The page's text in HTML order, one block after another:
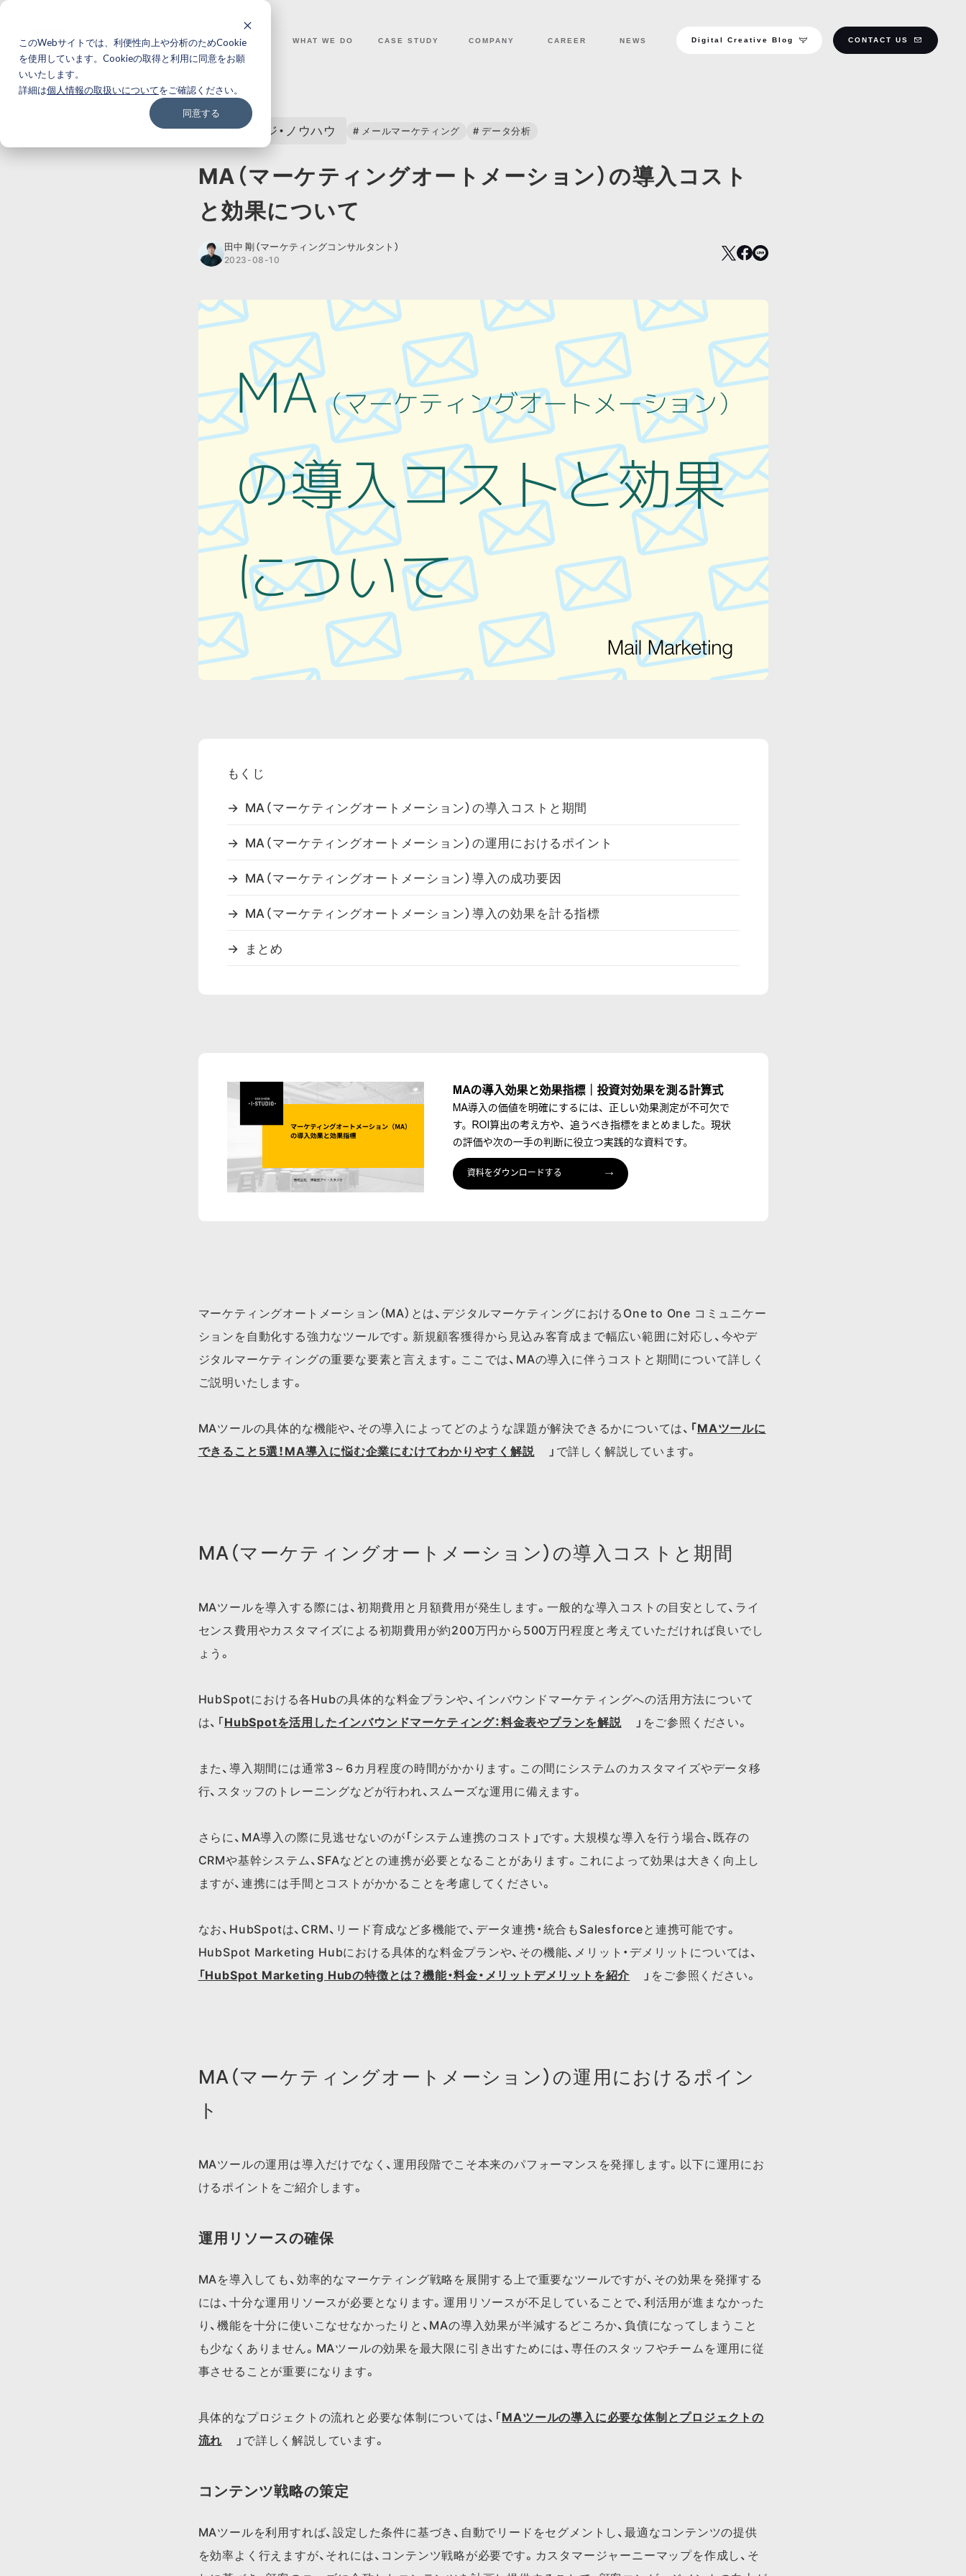
このWebサイトでは、利便性向上や分析のためCookie
を使用しています。Cookieの取得と利用に同意をお願
いいたします。
詳細は個人情報の取扱いについてをご確認ください。
同意する
WHY I-STUDIO WHAT WE DO CASE STUDY COMPANY CAREER NEWS Digital Creative Blog CONTACT US
BACK
ナレッジ・ノウハウ # メールマーケティング # データ分析
MA（マーケティングオートメーション）の導入コスト
と効果について
田中 剛（マーケティングコンサルタント）
2023-08-10
もくじ
MA（マーケティングオートメーション）の導入コストと期間
MA（マーケティングオートメーション）の運用におけるポイント
MA（マーケティングオートメーション）導入の成功要因
MA（マーケティングオートメーション）導入の効果を計る指標
まとめ
マーケティングオートメーション（MA）とは、デジタルマーケティングにおけるOne to One コミュニケー
ションを自動化する強力なツールです。新規顧客獲得から見込み客育成まで幅広い範囲に対応し、今やデ
ジタルマーケティングの重要な要素と言えます。ここでは、MAの導入に伴うコストと期間について詳しく
ご説明いたします。
MAツールの​具体的な​機能や、​その​導入に​よってどのような​課題が​解決できるかに​ついては、​ 「MAツールに​
できる​こと5選！​MA導入に​悩む企業に​むけて​わかりやすく​解説
」で​詳しく​解説しています。​
MA（マーケティングオートメーション）の導入コストと期間
MAツールを導入する際には、初期費用と月額費用が発生します。一般的な導入コストの目安として、ライ
センス費用やカスタマイズによる初期費用が約200万円から500万円程度と考えていただければ良いでし
ょう。
HubSpotに​おける​各Hubの​具体的な​料金プランや、​インバウンドマーケティングへの​活用方​法に​ついて
は、​「HubSpotを​活用した​インバウンドマーケティング：料金表や​プランを​解説 」を​ご参照ください。​
また、導入期間には通常3～6カ月程度の時間がかかります。この間にシステムのカスタマイズやデータ移
行、スタッフのトレーニングなどが行われ、スムーズな運用に備えます。
さらに、MA導入の際に見逃せないのが「システム連携のコスト」です。大規模な導入を行う場合、既存の
CRMや基幹システム、SFAなどとの連携が必要となることがあります。これによって効果は大きく向上し
ますが、連携には手間とコストがかかることを考慮してください。
な​お、​HubSpotは、​CRM、​リード育成など​多機能で、​データ連携・統合も​Salesforceと​連携可能です。​
HubSpot Marketing Hubに​おける​具体的な​料金プランや、​その機能、​メリット・デメリットに​ついては、​
「HubSpot Marketing Hubの​特徴とは？​機能・料金・メリットデメリットを​紹介
」を​ご参照ください。​
MA（マーケティングオートメーション）の運用におけるポイン
ト
MAツールの運用は導入だけでなく、運用段階でこそ本来のパフォーマンスを発揮します。以下に運用にお
けるポイントをご紹介します。
運用リソースの確保
MAを導入しても、効率的なマーケティング戦略を展開する上で重要なツールですが、その効果を発揮する
には、十分な運用リソースが必要となります。運用リソースが不足していることで、利活用が進まなかった
り、機能を十分に使いこなせなかったりと、MAの導入効果が半減するどころか、負債になってしまうこと
も少なくありません。MAツールの効果を最大限に引き出すためには、専任のスタッフやチームを運用に従
事させることが重要になります。
具体的な​プロジェクトの​流れと​必要な​体制に​ついては、「​MAツールの​導入に​必要な​体制と​プロジェクトの​
流れ
」で​詳しく​解説しています。​
コンテンツ戦略の策定
MAツールを利用すれば、設定した条件に基づき、自動でリードをセグメントし、最適なコンテンツの提供
を効率よく行えますが、それには、コンテンツ戦略が必要です。カスタマージャーニーマップを作成し、そ